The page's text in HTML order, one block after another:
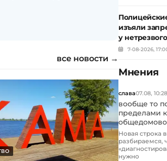
все новости →
изъяли
у
7-08-2026,
Мнения
слава07.08, 10:28
вообще то
пределами
Новая строка
разбираемся,
нужно